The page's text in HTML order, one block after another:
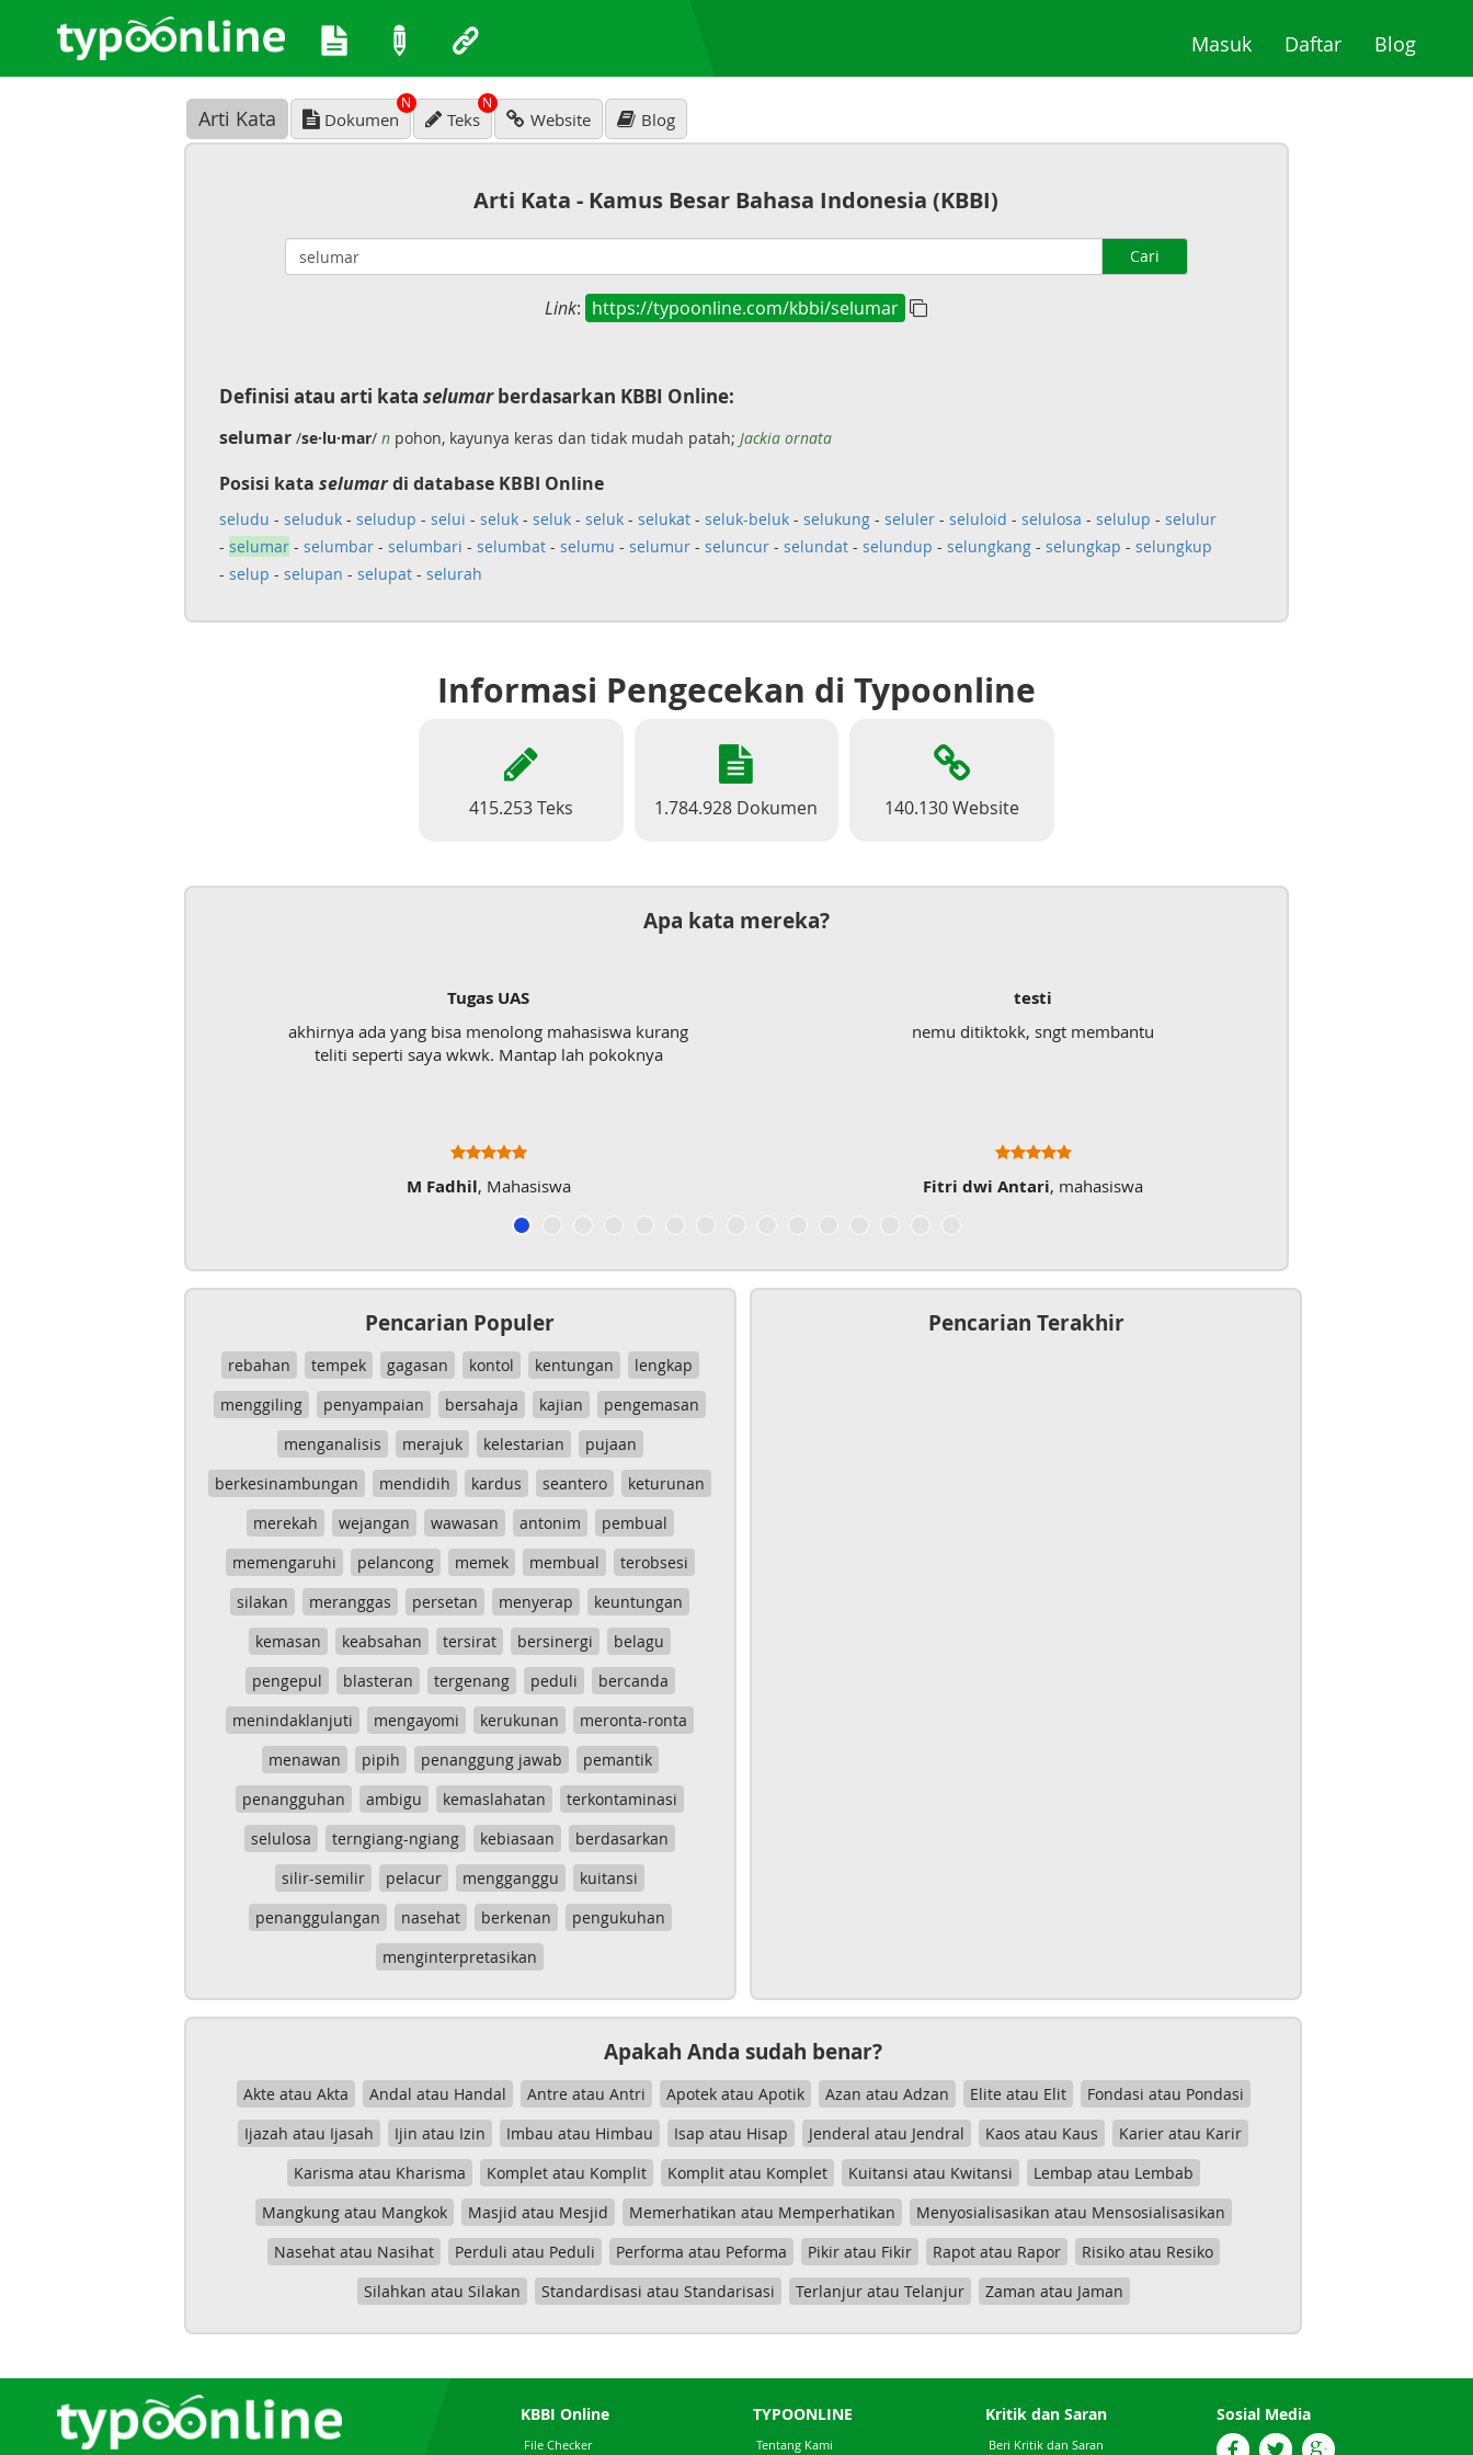
Masuk(current)
Daftar(current)
Blog
Arti Kata Dokumen
N
Teks
N
Website Blog
Arti Kata - Kamus Besar Bahasa Indonesia (KBBI)
Cari
Link: https://typoonline.com/kbbi/selumar
Definisi atau arti kata selumarberdasarkan KBBI Online:
selumar/se·lu·mar/ npohon, kayunya keras dan tidak mudah patah; Jackia ornata
Posisi kata selumardi database KBBI Online
seludu - seluduk- seludup - selui - seluk- seluk- seluk- selukat- seluk-beluk- selukung- seluler- seluloid - selulosa - selulup - selulur
- selumar- selumbar- selumbari - selumbat- selumu - selumur- seluncur- selundat- selundup - selungkang- selungkap - selungkup
- selup - selupan - selupat- selurah
Informasi Pengecekan di Typoonline
415.253 Teks 1.784.928 Dokumen 140.130 Website
Apa kata mereka?
Tugas UAS
akhirnya ada yang bisa menolong mahasiswa kurang
teliti seperti saya wkwk. Mantap lah pokoknya
M Fadhil, Mahasiswa
testi
nemu ditiktokk, sngt membantu
Fitri dwi Antari, mahasiswa
Pencarian Populer
rebahan tempek gagasan kontol kentungan
lengkap
menggiling
penyampaian bersahaja kajian
pengemasan
menganalisis
merajuk kelestarian
pujaan
berkesinambungan
mendidih kardus seantero
keturunan
merekah
wejangan wawasan antonim
pembual
memengaruhi
pelancong memek membual
terobsesi
silakan
meranggas persetan menyerap
keuntungan
kemasan
keabsahan tersirat bersinergi
belagu
pengepul
blasteran tergenang peduli
bercanda
menindaklanjuti
mengayomi kerukunan
meronta-ronta
menawan
pipih penanggung jawab
pemantik
penangguhan
ambigu kemaslahatan
terkontaminasi
selulosa
terngiang-ngiang kebiasaan
berdasarkan
silir-semilir
pelacur mengganggu
kuitansi
penanggulangan
nasehat berkenan
pengukuhan
menginterpretasikan
Pencarian Terakhir
Apakah Anda sudah benar?
Akte atau Akta Andal atau Handal Antre atau Antri Apotek atau Apotik Azan atau Adzan Elite atau Elit
Fondasi atau Pondasi
Ijazah atau Ijasah
Ijin atau Izin Imbau atau Himbau Isap atau Hisap Jenderal atau Jendral Kaos atau Kaus
Karier atau Karir
Karisma atau Kharisma
Komplet atau Komplit Komplit atau Komplet Kuitansi atau Kwitansi
Lembap atau Lembab
Mangkung atau Mangkok
Masjid atau Mesjid Memerhatikan atau Memperhatikan
Menyosialisasikan atau Mensosialisasikan
Nasehat atau Nasihat
Perduli atau Peduli Performa atau Peforma Pikir atau Fikir Rapot atau Rapor
Risiko atau Resiko
Silahkan atau Silakan
Standardisasi atau Standarisasi Terlanjur atau Telanjur Zaman atau Jaman
KBBI Online
File Checker
TYPOONLINE
Tentang Kami
Kritik dan Saran
Beri Kritik dan Saran
Sosial Media